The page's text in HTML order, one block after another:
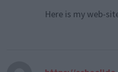
Here is my web-